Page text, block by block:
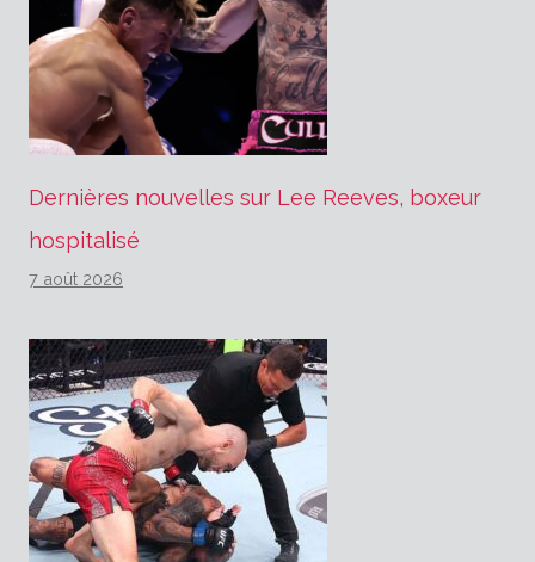
Dernières nouvelles sur Lee Reeves, boxeur
hospitalisé
7 août 2026